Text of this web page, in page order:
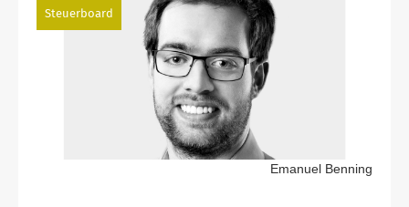
Steuerboard
Emanuel Benning